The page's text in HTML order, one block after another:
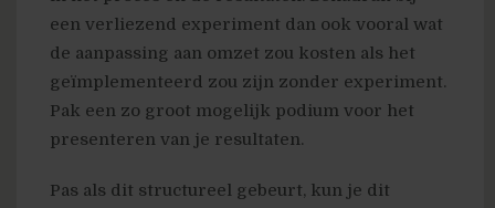
een verliezend experiment dan ook vooral wat
de aanpassing aan omzet zou kosten als het
geïmplementeerd zou zijn zonder experiment.
Pak een zo groot mogelijk podium voor het
presenteren van je resultaten.
Pas als dit structureel gebeurt, kun je dit